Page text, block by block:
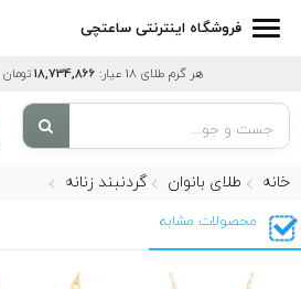
فروشگاه اینترنتی ساعتچی
هر گرم طلای 18 عیار: 18,734,866 تومان
خانه طلای بانوان گردنبند زنانه
محصولات مشابه